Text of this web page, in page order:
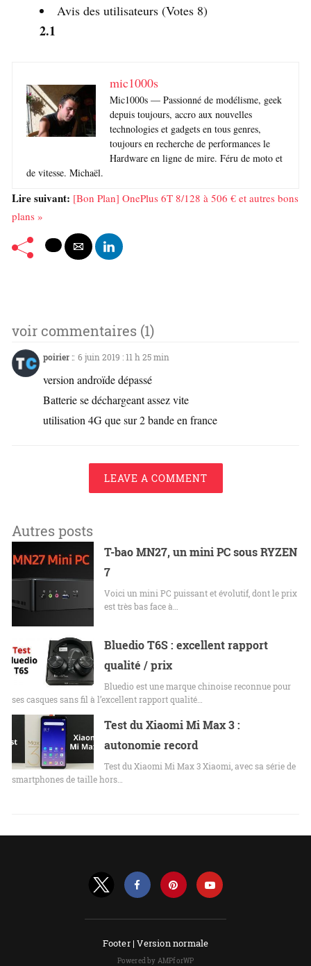
Avis des utilisateurs (Votes 8)
2.1
mic1000s
Mic1000s — Passionné de modélisme, geek
depuis toujours, accro aux nouvelles
technologies et gadgets en tous genres,
toujours en recherche de performances le
Hardware en ligne de mire. Féru de moto et
de vitesse. Michaël.
Lire suivant: [Bon Plan] OnePlus 6T 8/128 à 506 € et autres bons
plans »
voir commentaires (1)
poirier :: 6 juin 2019 : 11 h 25 min
version androïde dépassé
Batterie se déchargeant assez vite
utilisation 4G que sur 2 bande en france
LEAVE A COMMENT
Autres posts
T-bao MN27, un mini PC sous RYZEN
7
Voici un mini PC puissant et évolutif, dont le prix
est très bas face à…
Bluedio T6S : excellent rapport
qualité / prix
Bluedio est une marque chinoise reconnue pour
ses casques sans fil à l’excellent rapport qualité…
Test du Xiaomi Mi Max 3 :
autonomie record
Test du Xiaomi Mi Max 3 Xiaomi, avec sa série de
smartphones de taille hors…
Footer |Version normale
Powered by AMPforWP